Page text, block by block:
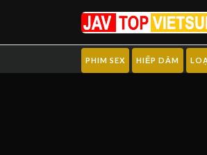
PHIM SEX HIẾP DÂM